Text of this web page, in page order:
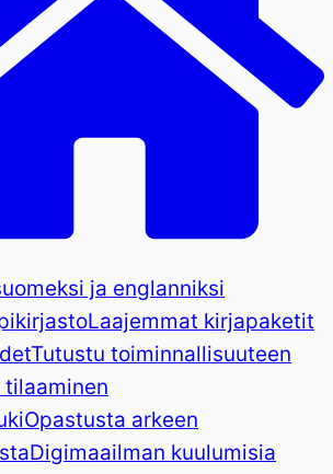
ja englanniksi
Laajemmat kirjapaketit
Tutustu toiminnallisuuteen
tilaaminen
Opastusta arkeen
Digimaailman kuulumisia